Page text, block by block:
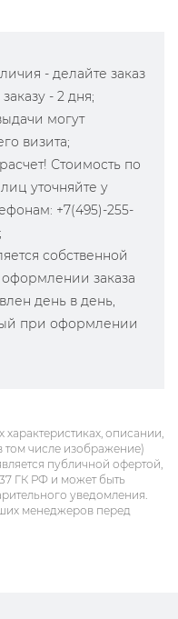
- делайте заказ
- 2 дня;
могут
визита;
Стоимость по
уточняйте у
+7(495)-255-
собственной
заказа
день в день,
при оформлении
описании,
том числе изображение)
публичной офертой,
ГК РФ и может быть
уведомления.
менеджеров перед